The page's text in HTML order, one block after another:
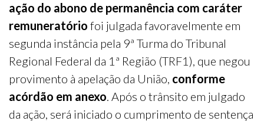
ação do abono de permanência com caráter
remuneratório foi julgada favoravelmente em
segunda instância pela 9ª Turma do Tribunal
Regional Federal da 1ª Região (TRF1), que negou
provimento à apelação da União, conforme
acórdão em anexo. Após o trânsito em julgado
da ação, será iniciado o cumprimento de sentença